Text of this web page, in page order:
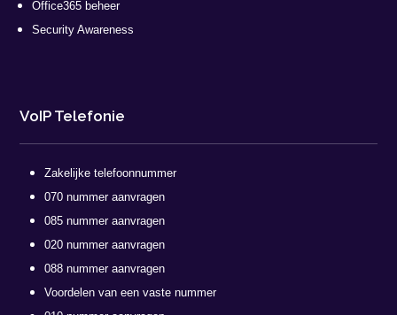
Office365 beheer
Security Awareness
VoIP Telefonie
Zakelijke telefoonnummer
070 nummer aanvragen
085 nummer aanvragen
020 nummer aanvragen
088 nummer aanvragen
Voordelen van een vaste nummer